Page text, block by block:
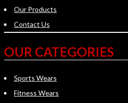
Our Products
Contact Us
OUR CATEGORIES
Sports Wears
Fitness Wears